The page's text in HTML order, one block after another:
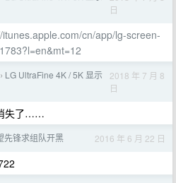
日
itunes.apple.com/cn/app/lg-screen-
› LG UltraFine 4K / 5K 显示
2018 年 7 月 8
日
失了……
先锋求组队开黑 2016 年 6 月 22 日